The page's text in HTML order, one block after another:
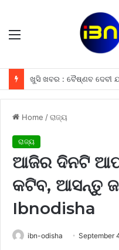
Menu
Home /ରାଜ୍ୟ
ରାଜ୍ୟ
ଆଜିର ଦିନଟି
କଟିବ, ଆସନ୍ତୁ
Ibnodisha
ibn-odisha September